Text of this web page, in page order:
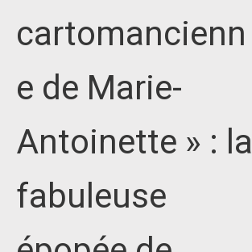
cartomancienn
e de Marie-
Antoinette » : la
fabuleuse